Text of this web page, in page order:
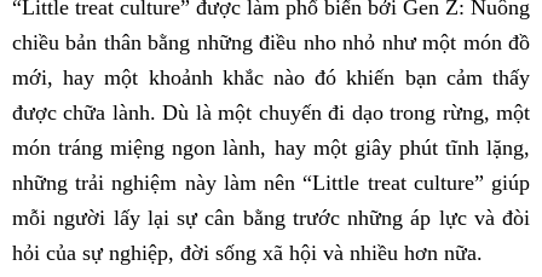
“Little treat culture” được làm phổ biến bởi Gen Z: Nuông
chiều bản thân bằng những điều nho nhỏ như một món đồ
mới, hay một khoảnh khắc nào đó khiến bạn cảm thấy
được chữa lành. Dù là một chuyến đi dạo trong rừng, một
món tráng miệng ngon lành, hay một giây phút tĩnh lặng,
những trải nghiệm này làm nên “Little treat culture” giúp
mỗi người lấy lại sự cân bằng trước những áp lực và đòi
hỏi của sự nghiệp, đời sống xã hội và nhiều hơn nữa.